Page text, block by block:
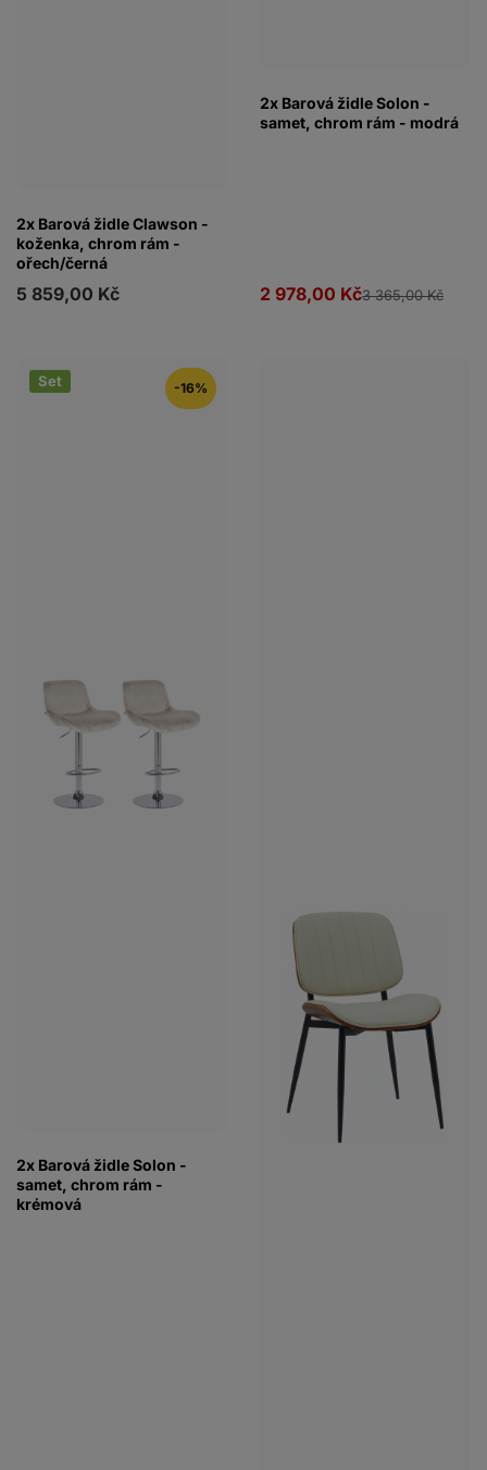
2x Barová židle Clawson -
koženka, chrom rám -
ořech/černá
5 859,00 Kč
2x Barová židle Solon -
samet, chrom rám - modrá
2 978,00 Kč3 365,00 Kč
Set -16%
2x Barová židle Solon -
samet, chrom rám -
krémová